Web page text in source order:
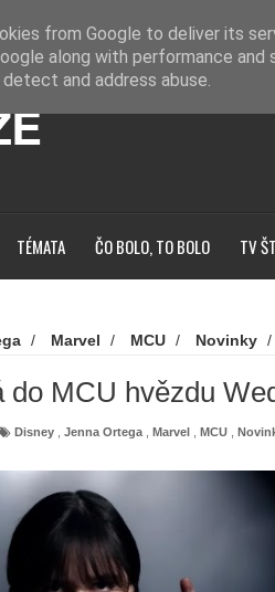
TÉMATA ČO BOLO, TO BOLO TV
/ Marvel / MCU / Novinky /
do MCU hvězdu
Disney Jenna Ortega Marvel MCU
from Google to deliver its
along with performance
and address abuse.